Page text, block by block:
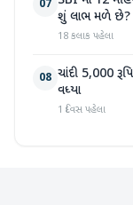
07
શું લાભ મળે છે?
18 કલાક પહેલા
08 ચાંદી 5,000
વધ્યા
1 દિવસ પહેલા